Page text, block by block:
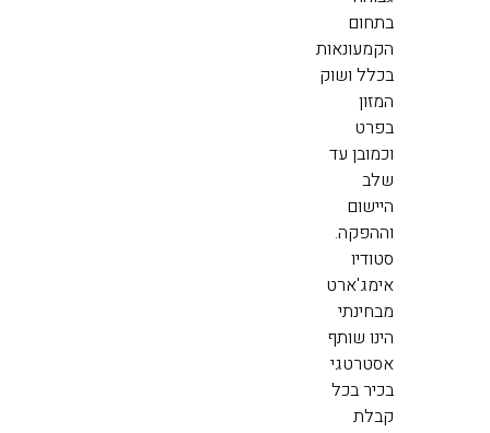
בתחום
הקמעונאות
בכלל ושוק
המזון
בפרט
וכמובן עד
שלב
היישום
וההפקה.
סטודיו
אימג'ארט
מבחינתי
הינו שותף
אסטרטגי
בכיר בכל
קבלת